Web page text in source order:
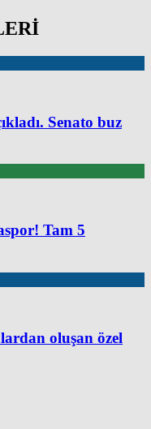
Senato buz
Tam 5
oluşan özel